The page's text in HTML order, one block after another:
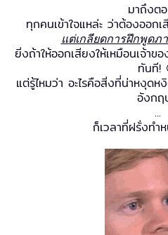
มาถึงต
ทุกคนเข้าใจแหล่ะ ว่าต้องออก
แต่เกลียดการฝึกพูดภ
ยิ่งถ้าให้ออกเสียงให้เหมือนเจ้าข
ทันที!
แต่รู้ไหมว่า อะไรคือสิ่งที่น่าหงุด
อังกฤ
...
ก็เวลาที่ฝรั่งทำ